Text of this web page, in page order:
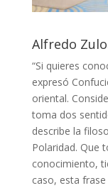
Alfredo
“Si quieres
expresó
oriental.
toma dos
describe la
Polaridad. Que
conocimiento,
caso, esta